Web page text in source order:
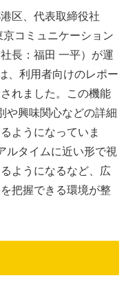
区、代表取締役社
コミュニケーション
長：福田 一平）が運
、利用者向けのレポー
れました。この機能
や興味関心などの詳細
ようになっていま
ルタイムに近い形で視
ようになるなど、広
把握できる環境が整